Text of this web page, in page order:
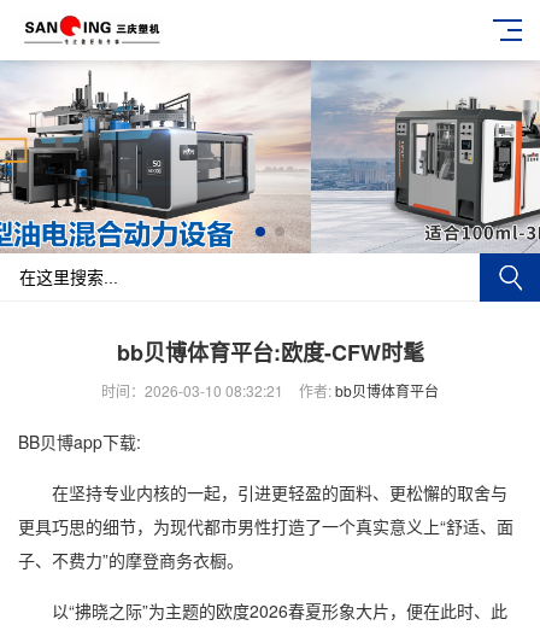
bb贝博体育平台:欧度-CFW时髦
时间：2026-03-10 08:32:21 作者:bb贝博体育平台
BB贝博app下载:
在坚持专业内核的一起，引进更轻盈的面料、更松懈的取舍与
更具巧思的细节，为现代都市男性打造了一个真实意义上“舒适、面
子、不费力”的摩登商务衣橱。
以“拂晓之际”为主题的欧度2026春夏形象大片，便在此时、此